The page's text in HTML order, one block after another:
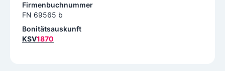
Firmenbuchnummer
FN 69565 b
Bonitätsauskunft
KSV1870